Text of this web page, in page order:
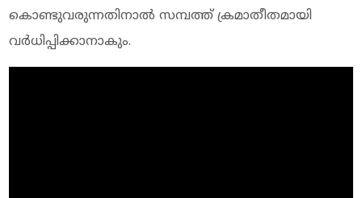
കൊണ്ടുവരുന്നതിനാൽ സമ്പത്ത് ക്രമാതീതമായി
വർധിപ്പിക്കാനാകും.